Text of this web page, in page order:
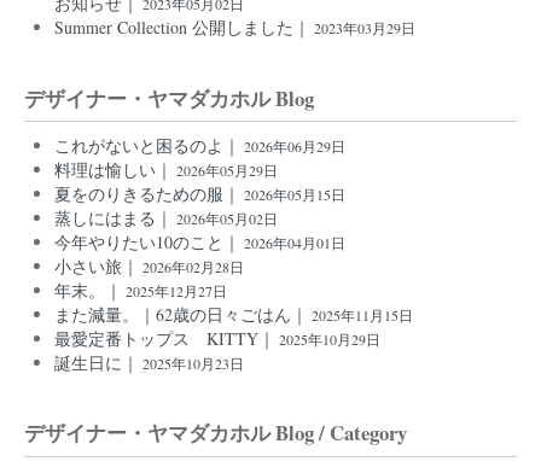
2023年05月02日
Summer Collection 公開しました｜ 2023年03月29日
デザイナー・ヤマダカホル Blog
これがないと困るのよ｜ 2026年06月29日
料理は愉しい｜ 2026年05月29日
夏をのりきるための服｜ 2026年05月15日
蒸しにはまる｜ 2026年05月02日
今年やりたい10のこと｜ 2026年04月01日
小さい旅｜ 2026年02月28日
年末。｜ 2025年12月27日
また減量。｜62歳の日々ごはん｜ 2025年11月15日
最愛定番トップス KITTY｜ 2025年10月29日
誕生日に｜ 2025年10月23日
デザイナー・ヤマダカホル Blog / Category